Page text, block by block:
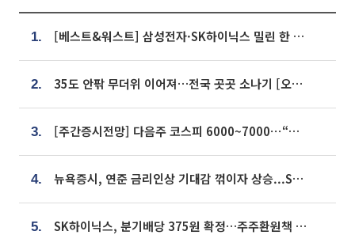
1. [베스트&워스트] 삼성전자·SK하이닉스 밀린 한 주…상상인증권은 85% 급등
2. 35도 안팎 무더위 이어져…전국 곳곳 소나기 [오늘 날씨]
3. [주간증시전망] 다음주 코스피 6000~7000⋯“外人 수급은 정책이 변수”
4. 뉴욕증시, 연준 금리인상 기대감 꺾이자 상승...S&P500 사상 최고치 [종합]
5. SK하이닉스, 분기배당 375원 확정…주주환원책 9월로 앞당겨 발표